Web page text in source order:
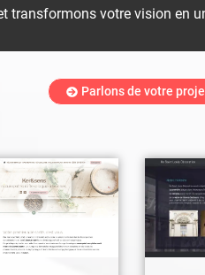
transformons votre vision en
Parlons de votre